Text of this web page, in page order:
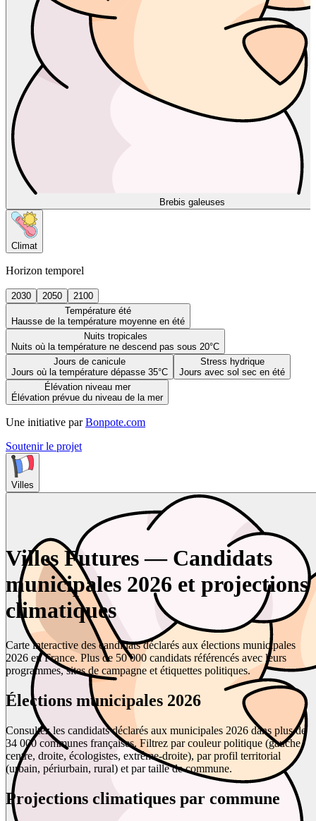
Brebis galeuses
Climat
Horizon temporel
2030 2050
2100
Température été
Hausse de la température moyenne en été
Nuits tropicales
Nuits où la température ne descend pas sous 20°C
Jours de canicule
Jours où la température dépasse 35°C
Stress hydrique
Jours avec sol sec en été
Élévation niveau mer
Élévation prévue du niveau de la mer
Une initiative par Bonpote.com
Soutenir le projet
Villes
Villes Futures — Candidats
municipales 2026 et projections
climatiques
Carte interactive des candidats déclarés aux élections municipales
2026 en France. Plus de 50 000 candidats référencés avec leurs
programmes, sites de campagne et étiquettes politiques.
Élections municipales 2026
Consultez les candidats déclarés aux municipales 2026 dans plus de
34 000 communes françaises. Filtrez par couleur politique (gauche,
centre, droite, écologistes, extrême-droite), par profil territorial
(urbain, périurbain, rural) et par taille de commune.
Projections climatiques par commune